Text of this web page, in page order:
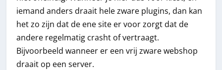
iemand anders draait hele zware plugins, dan kan
het zo zijn dat de ene site er voor zorgt dat de
andere regelmatig crasht of vertraagt.
Bijvoorbeeld wanneer er een vrij zware webshop
draait op een server.